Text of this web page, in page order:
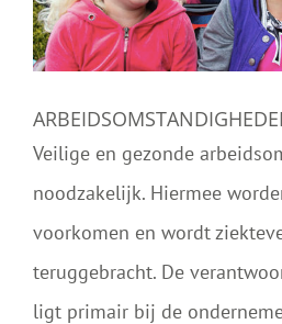
Veilige en gezonde
noodzakelijk. Hiermee
voorkomen en wordt
teruggebracht. De
ligt primair bij de